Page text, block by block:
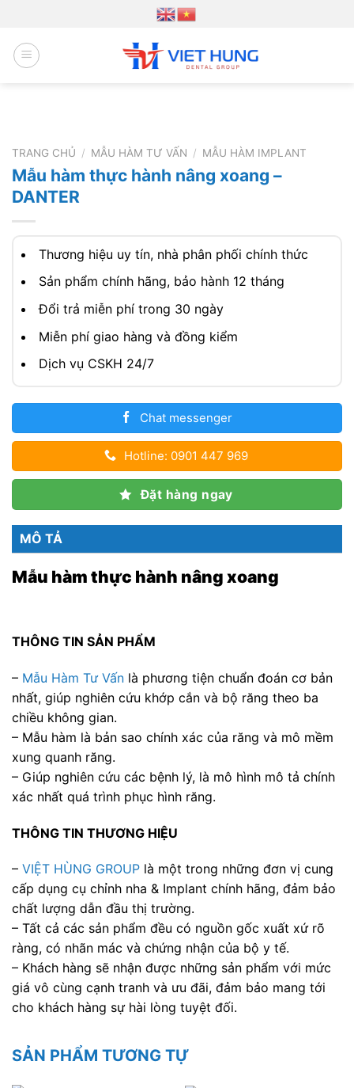
nội
dung
TRANG CHỦ / MẪU HÀM TƯ VẤN / MẪU HÀM IMPLANT
Mẫu hàm thực hành nâng xoang –
DANTER
Thương hiệu uy tín, nhà phân phối chính thức
Sản phẩm chính hãng, bảo hành 12 tháng
Đổi trả miễn phí trong 30 ngày
Miễn phí giao hàng và đồng kiểm
Dịch vụ CSKH 24/7
Chat messenger
Hotline: 0901 447 969
Đặt hàng ngay
MÔ TẢ
Mẫu hàm thực hành nâng xoang
THÔNG TIN SẢN PHẨM
– Mẫu Hàm Tư Vấn là phương tiện chuẩn đoán cơ bản
nhất, giúp nghiên cứu khớp cắn và bộ răng theo ba
chiều không gian.
– Mẫu hàm là bản sao chính xác của răng và mô mềm
xung quanh răng.
– Giúp nghiên cứu các bệnh lý, là mô hình mô tả chính
xác nhất quá trình phục hình răng.
THÔNG TIN THƯƠNG HIỆU
– VIỆT HÙNG GROUP là một trong những đơn vị cung
cấp dụng cụ chỉnh nha & Implant chính hãng, đảm bảo
chất lượng dẫn đầu thị trường.
– Tất cả các sản phẩm đều có nguồn gốc xuất xứ rõ
ràng, có nhãn mác và chứng nhận của bộ y tế.
– Khách hàng sẽ nhận được những sản phẩm với mức
giá vô cùng cạnh tranh và ưu đãi, đảm bảo mang tới
cho khách hàng sự hài lòng tuyệt đối.
SẢN PHẨM TƯƠNG TỰ